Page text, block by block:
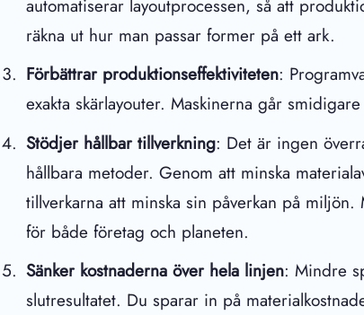
automatiserar layoutprocessen, så att
räkna ut hur man passar former på ett ark.
Förbättrar produktionseffektiviteten:
exakta skärlayouter. Maskinerna går
Stödjer hållbar tillverkning: Det är ingen
hållbara metoder. Genom att minska
tillverkarna att minska sin påverkan på
för både företag och planeten.
Sänker kostnaderna över hela linjen: Mindre
slutresultatet. Du sparar in på